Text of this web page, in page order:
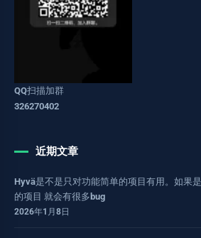
QQ扫描加群
326270402
近期文章
Hyvä是不是只对功能简单的项目有用。如果
的项目 就会有很多bug
2026年1月8日